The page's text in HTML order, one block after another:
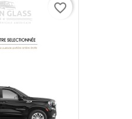
favorite_border